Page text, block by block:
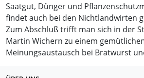
Saatgut, Dünger und
findet auch bei den Nichtlandwirten
Zum Abschluß trifft man sich in der
Martin Wichern zu einem
Meinungsaustausch bei Bratwurst